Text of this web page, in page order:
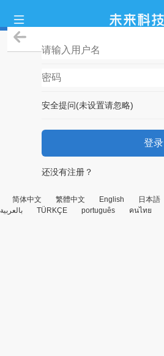
安全提问(未设置请忽略)
登录
还没有注册？
简体中文 繁體中文 English 日本語
بالعربية
TÜRKÇE português คนไทย